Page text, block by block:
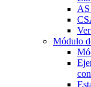
AS
Módulo